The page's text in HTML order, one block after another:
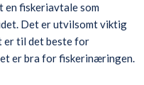
en fiskeriavtale som
Det er utvilsomt viktig
er til det beste for
er bra for fiskerinæringen.